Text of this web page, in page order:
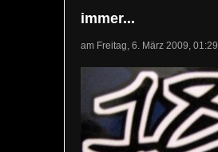
immer...
am Freitag, 6. März 2009,